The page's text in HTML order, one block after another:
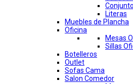
Literas
Muebles de Plancha
Oficina
Mesas
Sillas
Botelleros
Outlet
Sofas Cama
Salon Comedor